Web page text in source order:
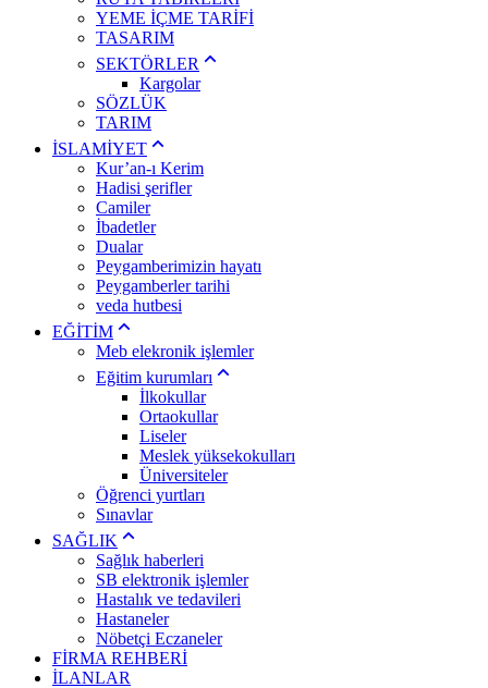
YEME İÇME TARİFİ
TASARIM
SEKTÖRLER
Kargolar
SÖZLÜK
TARIM
İSLAMİYET
Kur’an-ı Kerim
Hadisi şerifler
Camiler
İbadetler
Dualar
Peygamberimizin hayatı
Peygamberler tarihi
veda hutbesi
EĞİTİM
Meb elekronik işlemler
Eğitim kurumları
İlkokullar
Ortaokullar
Liseler
Meslek yüksekokulları
Üniversiteler
Öğrenci yurtları
Sınavlar
SAĞLIK
Sağlık haberleri
SB elektronik işlemler
Hastalık ve tedavileri
Hastaneler
Nöbetçi Eczaneler
FİRMA REHBERİ
İLANLAR